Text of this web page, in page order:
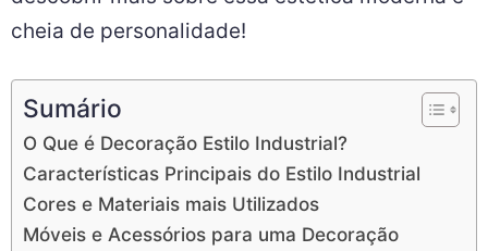
cheia de personalidade!
Sumário
O Que é Decoração Estilo Industrial?
Características Principais do Estilo Industrial
Cores e Materiais mais Utilizados
Móveis e Acessórios para uma Decoração